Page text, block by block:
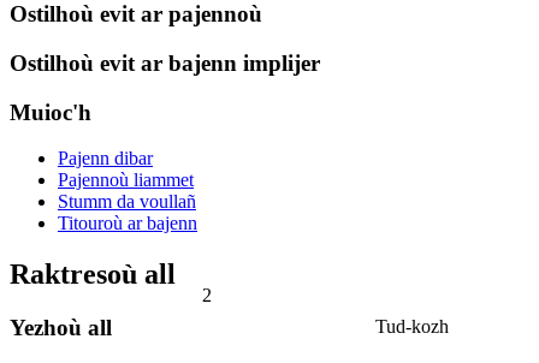
2
Tud-kozh
Ostilhoù evit ar pajennoù
Ostilhoù evit ar bajenn implijer
Muioc'h
Pajenn dibar
Pajennoù liammet
Stumm da voullañ
Titouroù ar bajenn
Raktresoù all
Yezhoù all